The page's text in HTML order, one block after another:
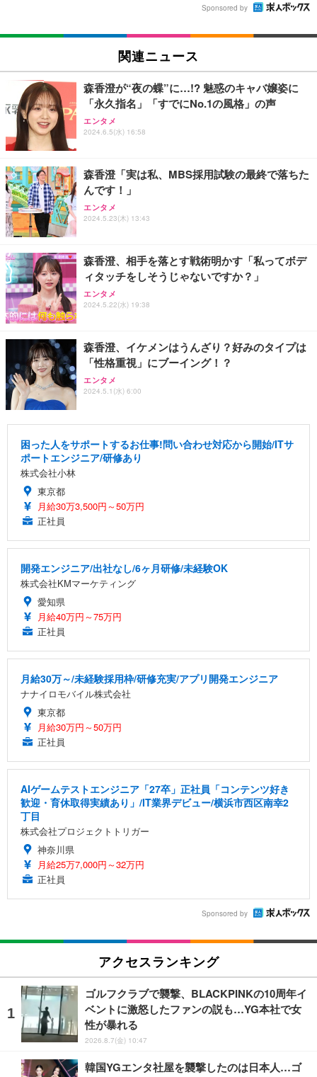
Sponsored by
関連ニュース
森香澄が“夜の蝶”に…!? 魅惑のキャバ嬢姿に
「永久指名」「すでにNo.1の風格」の声
エンタメ
2024.6.5(水) 16:58
森香澄「実は私、MBS採用試験の最終で落ちた
んです！」
エンタメ
2024.5.23(木) 13:43
森香澄、相手を落とす戦術明かす「私ってボデ
ィタッチをしそうじゃないですか？」
エンタメ
2024.5.22(水) 19:38
森香澄、イケメンはうんざり？好みのタイプは
「性格重視」にブーイング！？
エンタメ
2024.5.1(水) 6:00
困った人をサポートするお仕事!問い合わせ対応から開始/ITサ
ポートエンジニア/研修あり
株式会社小林
東京都
月給30万3,500円～50万円
正社員
開発エンジニア/出社なし/6ヶ月研修/未経験OK
株式会社KMマーケティング
愛知県
月給40万円～75万円
正社員
月給30万～/未経験採用枠/研修充実/アプリ開発エンジニア
ナナイロモバイル株式会社
東京都
月給30万円～50万円
正社員
AIゲームテストエンジニア「27卒」正社員「コンテンツ好き
歓迎・育休取得実績あり」/IT業界デビュー/横浜市西区南幸2
丁目
株式会社プロジェクトトリガー
神奈川県
月給25万7,000円～32万円
正社員
Sponsored by
アクセスランキング
ゴルフクラブで襲撃、BLACKPINKの10周年イ
ベントに激怒したファンの説も…YG本社で女
性が暴れる
2026.8.7(金) 10:47
韓国YGエンタ社屋を襲撃したのは日本人…ゴ